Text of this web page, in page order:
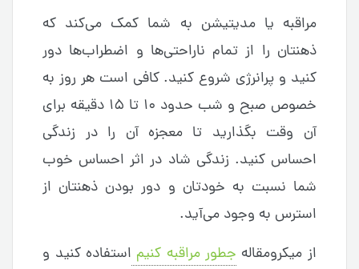
مراقبه یا مدیتیشن به شما کمک می‌کند که
ذهنتان را از تمام ناراحتی‌ها و اضطراب‌ها دور
کنید و پرانرژی شروع کنید. کافی است هر روز به
خصوص صبح و شب حدود ۱۰ تا ۱۵ دقیقه برای
آن وقت بگذارید تا معجزه آن را در زندگی
احساس کنید. زندگی شاد در اثر احساس خوب
شما نسبت به خودتان و دور بودن ذهنتان از
استرس به وجود می‌آید.
از میکرومقاله جطور مراقبه کنیم استفاده کنید و